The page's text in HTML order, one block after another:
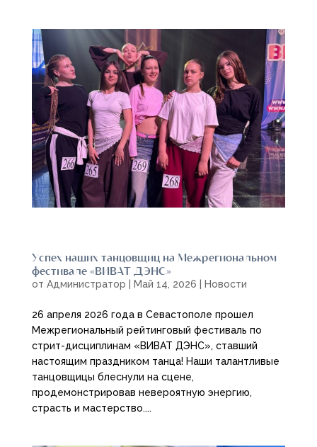
Успех наших танцовщиц на Межрегиональном
фестивале «ВИВАТ ДЭНС»
от Администратор Май 14, 2026 Новости
26 апреля 2026 года в Севастополе прошел
Межрегиональный рейтинговый фестиваль по
стрит-дисциплинам «ВИВАТ ДЭНС», ставший
настоящим праздником танца! Наши талантливые
танцовщицы блеснули на сцене,
продемонстрировав невероятную энергию,
страсть и мастерство....